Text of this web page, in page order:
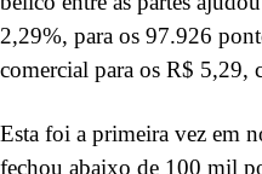
2,29%, para os 97.926
comercial para os R$ 5,29,
Esta foi a primeira vez em
fechou abaixo de 100 mil